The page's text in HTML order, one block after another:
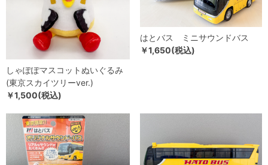
しゃぽぽマスコットぬいぐるみ
(東京スカイツリーver.)
￥1,500(税込)
はとバス ミニサウンドバス
￥1,650(税込)